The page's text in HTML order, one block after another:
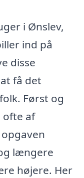
i Ønslev,
ind på
disse
få det
Først og
af
længere
højere. Her